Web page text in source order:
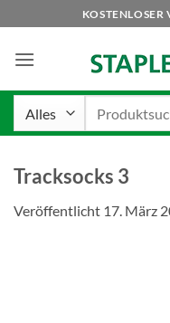
Inhalt
springen
Tracksocks 3
Veröffentlicht 17. März